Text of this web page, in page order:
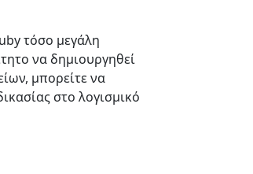
τόσο μεγάλη
να δημιουργηθεί
μπορείτε να
στο λογισμικό